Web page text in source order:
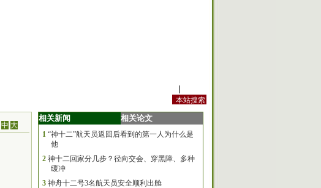
中 大
相关新闻 相关论文
1 “神十二”航天员返回后看到的第一人为什么是
他
2 神十二回家分几步？径向交会、穿黑障、多种
缓冲
3 神舟十二号3名航天员安全顺利出舱